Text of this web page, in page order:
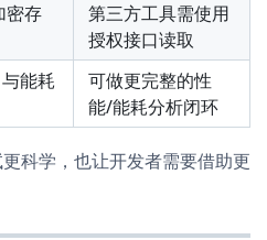
密存
第三方工具需使用
授权接口读取
能耗
可做更完整的性
能/能耗分析闭环
科学，也让开发者需要借助更